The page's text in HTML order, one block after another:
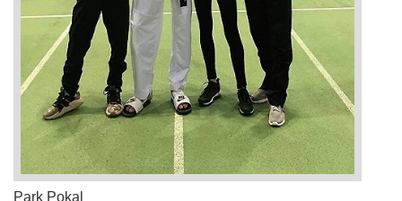
Park Pokal